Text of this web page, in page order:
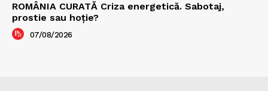
ROMÂNIA CURATĂ Criza energetică. Sabotaj,
prostie sau hoție?
07/08/2026